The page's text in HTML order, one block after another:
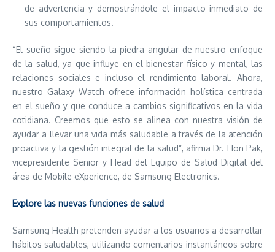
de advertencia y demostrándole el impacto inmediato de
sus comportamientos.
“El sueño sigue siendo la piedra angular de nuestro enfoque
de la salud, ya que influye en el bienestar físico y mental, las
relaciones sociales e incluso el rendimiento laboral. Ahora,
nuestro Galaxy Watch ofrece información holística centrada
en el sueño y que conduce a cambios significativos en la vida
cotidiana. Creemos que esto se alinea con nuestra visión de
ayudar a llevar una vida más saludable a través de la atención
proactiva y la gestión integral de la salud”, afirma Dr. Hon Pak,
vicepresidente Senior y Head del Equipo de Salud Digital del
área de Mobile eXperience, de Samsung Electronics.
Explore las nuevas funciones de salud
Samsung Health pretenden ayudar a los usuarios a desarrollar
hábitos saludables, utilizando comentarios instantáneos sobre